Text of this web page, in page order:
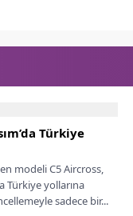
Türkiye
modeli C5 Aircross,
Türkiye yollarına
sadece bir...